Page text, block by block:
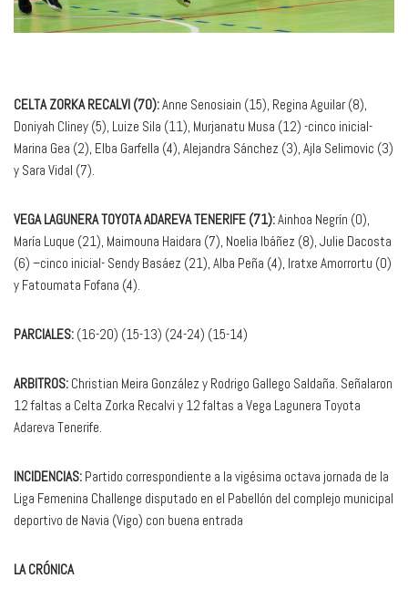
CELTA ZORKA RECALVI (70):Anne Senosiain (15), Regina Aguilar (8),
Doniyah Cliney (5), Luize Sila (11), Murjanatu Musa (12) -cinco inicial-
Marina Gea (2), Elba Garfella (4), Alejandra Sánchez (3), Ajla Selimovic (3)
y Sara Vidal (7).
VEGA LAGUNERA TOYOTA ADAREVA TENERIFE (71):Ainhoa Negrín (0),
María Luque (21), Maimouna Haidara (7), Noelia Ibáñez (8), Julie Dacosta
(6) –cinco inicial- Sendy Basáez (21), Alba Peña (4), Iratxe Amorrortu (0)
y Fatoumata Fofana (4).
PARCIALES: (16-20) (15-13) (24-24) (15-14)
ARBITROS: Christian Meira González y Rodrigo Gallego Saldaña. Señalaron
12 faltas a Celta Zorka Recalvi y 12 faltas a Vega Lagunera Toyota
Adareva Tenerife.
INCIDENCIAS: Partido correspondiente a la vigésima octava jornada de la
Liga Femenina Challenge disputado en el Pabellón del complejo municipal
deportivo de Navia (Vigo) con buena entrada
LA CRÓNICA